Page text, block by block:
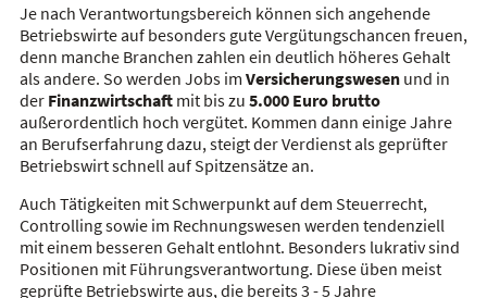
Je nach Verantwortungsbereich können sich angehende
Betriebswirte auf besonders gute Vergütungschancen freuen,
denn manche Branchen zahlen ein deutlich höheres Gehalt
als andere. So werden Jobs im Versicherungswesenund in
der Finanzwirtschaftmit bis zu 5.000 Euro brutto
außerordentlich hoch vergütet. Kommen dann einige Jahre
an Berufserfahrung dazu, steigt der Verdienst als geprüfter
Betriebswirt schnell auf Spitzensätze an.
Auch Tätigkeiten mit Schwerpunkt auf dem Steuerrecht,
Controlling sowie im Rechnungswesen werden tendenziell
mit einem besseren Gehalt entlohnt. Besonders lukrativ sind
Positionen mit Führungsverantwortung. Diese üben meist
geprüfte Betriebswirte aus, die bereits 3 - 5 Jahre